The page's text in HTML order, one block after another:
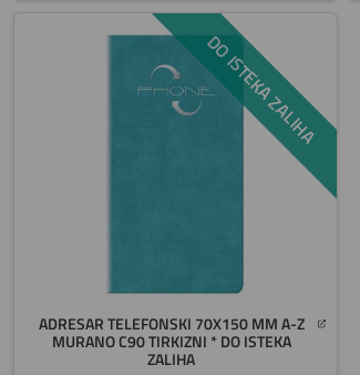
DO ISTEKA ZALIHA
ADRESAR TELEFONSKI 70X150 MM A-Z
MURANO C90 TIRKIZNI * DO ISTEKA
ZALIHA